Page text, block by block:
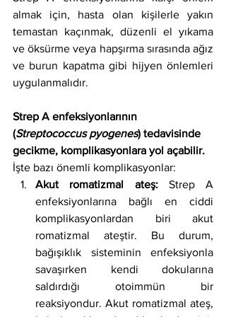
almak için, hasta olan kişilerle yakın
temastan kaçınmak, düzenli el yıkama
ve öksürme veya hapşırma sırasında ağız
ve burun kapatma gibi hijyen önlemleri
uygulanmalıdır.
Strep A enfeksiyonlarının
(Streptococcus pyogenes) tedavisinde
gecikme, komplikasyonlara yol açabilir.
İşte bazı önemli komplikasyonlar:
Akut romatizmal ateş: Strep A
enfeksiyonlarına bağlı en ciddi
komplikasyonlardan biri akut
romatizmal ateştir. Bu durum,
bağışıklık sisteminin enfeksiyonla
savaşırken kendi dokularına
saldırdığı otoimmün bir
reaksiyondur. Akut romatizmal ateş,